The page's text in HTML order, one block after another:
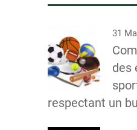
31
des
respectant un